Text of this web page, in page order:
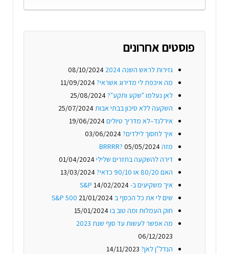
פוסטים אחרונים
גזירות לראש השנה 2024
08/10/2024
מה איכפת לי מדירוג אשראי?11/09/2024
לאן נעלמו "שקע ותקע"?25/08/2024
השקעה ללא סיכון בבתי אבות25/07/2024
אירלנד–לא מדריך טיולים19/06/2024
איך לחסוך לילדים?03/06/2024
מזה BRRRR?05/05/2024
דירה להשקעה בתזרים שלילי01/04/2024
האם 80/20 או 90/10 כדאי?
13/03/2024
איך משקיעים ב- S&P14/02/2024
שים לי את כל הכסף ב S&P 50021/01/2024
חוק העמלות ומה טוב בו15/01/2024
מה אפשר לעשות עד סוף שנת 2023
06/12/2023
הנדל"ן לאן? 14/11/2023